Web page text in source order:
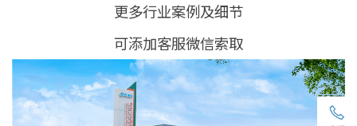
更多行业案例及细节
可添加客服微信索取